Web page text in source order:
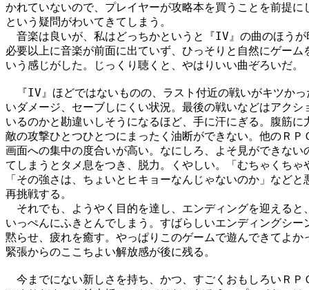
かれていないので、プレイヤーが攻略本を買うことを前提に
という疑問がわいてきてしまう。
音楽は良いが、私はどっちかというと『IV』の曲のほうが
必要以上に音楽が前面に出ていず、ひっそりと自然にゲーム
いう感じがした。じっくり聴くと、やはりいい曲ぞろいだ。
『IV』ほどではないものの、ラスト付近の戦いがキツかっ
いダメージ、セーブしにくい状況。最後の戦いなどはアクシ
いるのかと勘違いしそうになるほど、手に汗にぎる。腹筋に
敵の攻撃ひとつひとつにまったく油断ができない。他のＲＰ
画面への集中の度合いが高い。なにしろ、よそ見ができない
てしまうとタメ息をつき、脱力。くやしい。「むちゃくちゃ
「その強さは、ちょいとヒキョーなんじゃないのか」など
再挑戦する。
それでも、ようやく目的を達し、エンディングを迎えると
いっぺんにふきとんでしまう。すばらしいエンディングシー
黙らせ、疲れを癒す。やっぱりこのゲームで遊んできてよか
緊張からのここちよい解放感が後に残る。
今までにない新しさを持ち、かつ、すごくおもしろいＲＰ